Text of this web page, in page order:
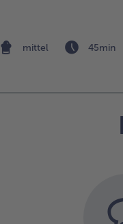
mittel 45min